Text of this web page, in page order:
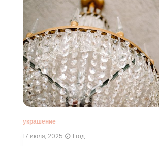
украшение
17 июля, 2025 1 год